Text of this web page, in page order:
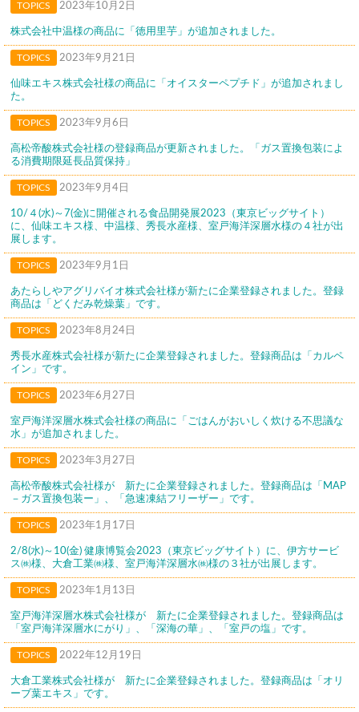
TOPICS 2023年10月2日
株式会社中温様の商品に「徳用里芋」が追加されました。
TOPICS 2023年9月21日
仙味エキス株式会社様の商品に「オイスターペプチド」が追加されまし
た。
TOPICS 2023年9月6日
高松帝酸株式会社様の登録商品が更新されました。「ガス置換包装によ
る消費期限延長品質保持」
TOPICS 2023年9月4日
10/４(水)～7(金)に開催される食品開発展2023（東京ビッグサイト）
に、仙味エキス様、中温様、秀長水産様、室戸海洋深層水様の４社が出
展します。
TOPICS 2023年9月1日
あたらしやアグリバイオ株式会社様が新たに企業登録されました。登録
商品は「どくだみ乾燥葉」です。
TOPICS 2023年8月24日
秀長水産株式会社様が新たに企業登録されました。登録商品は「カルペ
イン」です。
TOPICS 2023年6月27日
室戸海洋深層水株式会社様の商品に「ごはんがおいしく炊ける不思議な
水」が追加されました。
TOPICS 2023年3月27日
高松帝酸株式会社様が 新たに企業登録されました。登録商品は「MAP
－ガス置換包装ー」、「急速凍結フリーザー」です。
TOPICS 2023年1月17日
2/8(水)～10(金) 健康博覧会2023（東京ビッグサイト）に、伊方サービ
ス㈱様、大倉工業㈱様、室戸海洋深層水㈱様の３社が出展します。
TOPICS 2023年1月13日
室戸海洋深層水株式会社様が 新たに企業登録されました。登録商品は
「室戸海洋深層水にがり」、「深海の華」、「室戸の塩」です。
TOPICS 2022年12月19日
大倉工業株式会社様が 新たに企業登録されました。登録商品は「オリ
ーブ葉エキス」です。